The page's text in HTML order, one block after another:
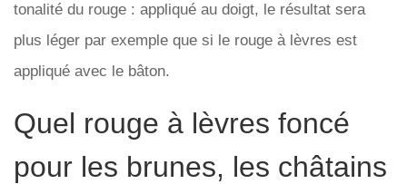
tonalité du rouge : appliqué au doigt, le résultat sera
plus léger par exemple que si le rouge à lèvres est
appliqué avec le bâton.
Quel rouge à lèvres foncé
pour les brunes, les châtains